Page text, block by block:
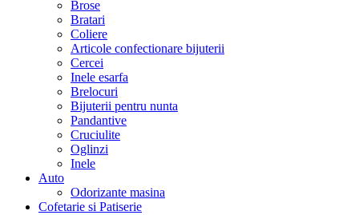
Brose
Bratari
Coliere
Articole confectionare bijuterii
Cercei
Inele esarfa
Brelocuri
Bijuterii pentru nunta
Pandantive
Cruciulite
Oglinzi
Inele
Auto
Odorizante masina
Cofetarie si Patiserie